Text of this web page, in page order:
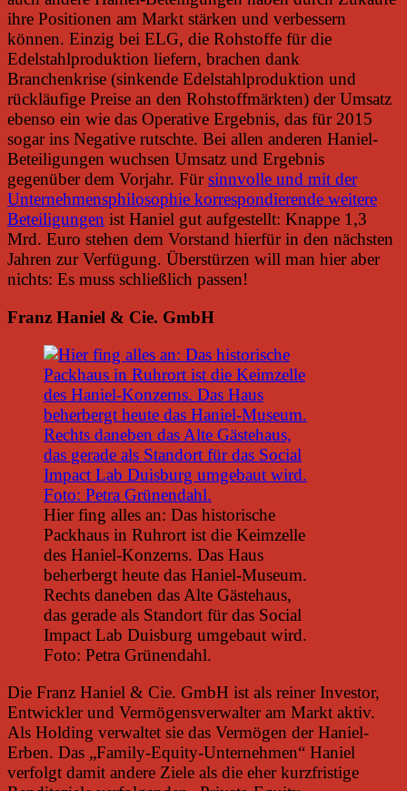
ihre Positionen am Markt stärken und verbessern
können. Einzig bei ELG, die Rohstoffe für die
Edelstahlproduktion liefern, brachen dank
Branchenkrise (sinkende Edelstahlproduktion und
rückläufige Preise an den Rohstoffmärkten) der Umsatz
ebenso ein wie das Operative Ergebnis, das für 2015
sogar ins Negative rutschte. Bei allen anderen Haniel-
Beteiligungen wuchsen Umsatz und Ergebnis
gegenüber dem Vorjahr. Fürsinnvolle und mit der
Unternehmensphilosophie korrespondierende weitere
Beteiligungen ist Haniel gut aufgestellt: Knappe 1,3
Mrd. Euro stehen dem Vorstand hierfür in den nächsten
Jahren zur Verfügung. Überstürzen will man hier aber
nichts: Es muss schließlich passen!
Franz Haniel & Cie. GmbH
Hier fing alles an: Das historische
Packhaus in Ruhrort ist die Keimzelle
des Haniel-Konzerns. Das Haus
beherbergt heute das Haniel-Museum.
Rechts daneben das Alte Gästehaus,
das gerade als Standort für das Social
Impact Lab Duisburg umgebaut wird.
Foto: Petra Grünendahl.
Die Franz Haniel & Cie. GmbH ist als reiner Investor,
Entwickler und Vermögensverwalter am Markt aktiv.
Als Holding verwaltet sie das Vermögen der Haniel-
Erben. Das „Family-Equity-Unternehmen“ Haniel
verfolgt damit andere Ziele als die eher kurzfristige